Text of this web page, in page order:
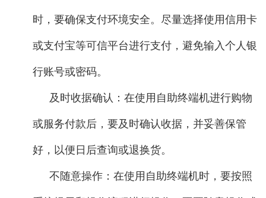
时，要确保支付环境安全。尽量选择使用信用卡
或支付宝等可信平台进行支付，避免输入个人银
行账号或密码。
及时收据确认：在使用自助终端机进行购物
或服务付款后，要及时确认收据，并妥善保管
好，以便日后查询或退换货。
不随意操作：在使用自助终端机时，要按照